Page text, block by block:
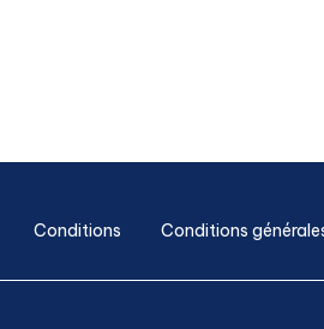
Conditions Conditions